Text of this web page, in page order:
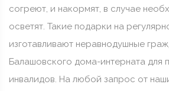
согреют, и накормят, в случае
осветят. Такие подарки на
изготавливают неравнодушные
Балашовского дома-интерната для
инвалидов. На любой запрос от